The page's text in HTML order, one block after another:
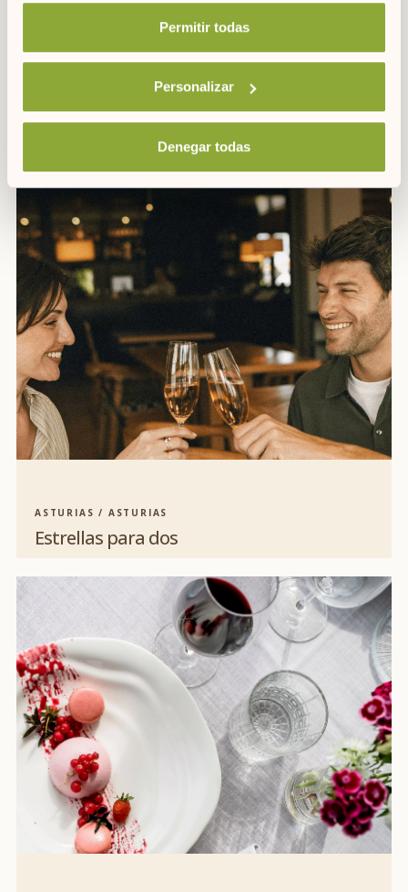
Permitir todas
Personalizar
Denegar todas
Descubre Asturias con ARTIEM
ASTURIAS / ASTURIAS
Estrellas para dos